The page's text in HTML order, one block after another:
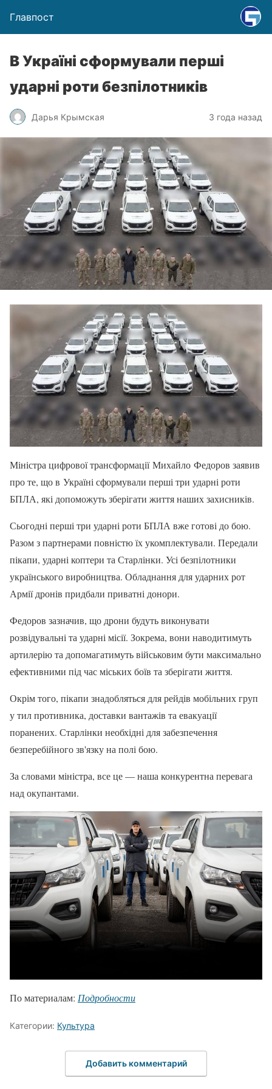
Главпост
В Україні сформували перші
ударні роти безпілотників
Дарья Крымская 3 года назад
Міністра цифрової трансформації Михайло Федоров заявив
про те, що в Україні сформували перші три ударні роти
БПЛА, які допоможуть зберігати життя наших захисників.
Сьогодні перші три ударні роти БПЛА вже готові до бою.
Разом з партнерами повністю їх укомплектували. Передали
пікапи, ударні коптери та Старлінки. Усі безпілотники
українського виробництва. Обладнання для ударних рот
Армії дронів придбали приватні донори.
Федоров зазначив, що дрони будуть виконувати
розвідувальні та ударні місії. Зокрема, вони наводитимуть
артилерію та допомагатимуть військовим бути максимально
ефективними під час міських боїв та зберігати життя.
Окрім того, пікапи знадобляться для рейдів мобільних груп
у тил противника, доставки вантажів та евакуації
поранених. Старлінки необхідні для забезпечення
безперебійного зв'язку на полі бою.
За словами міністра, все це — наша конкурентна перевага
над окупантами.
По материалам: Подробности
Категории: Культура
Добавить комментарий